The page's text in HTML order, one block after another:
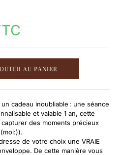
AU PANIER
cadeau inoubliable : une séance
et valable 1 an, cette
des moments précieux
de votre choix une VRAIE
De cette manière vous